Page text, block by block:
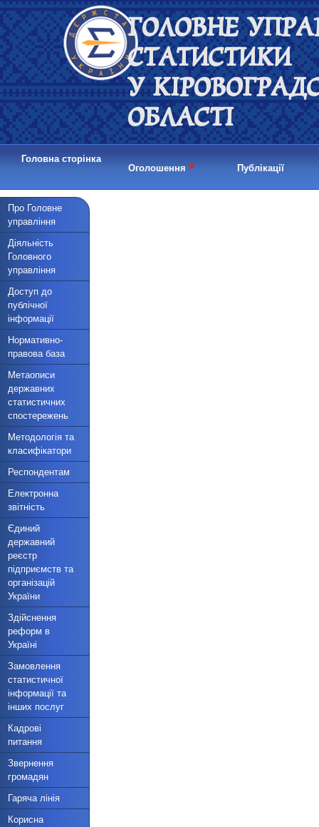
ГОЛОВНЕ
СТАТИСТИКИ
У
ОБЛАСТІ
Головна сторінка
Оголошення • Публікації
Про Головне
управління
Діяльність
Головного
управління
Доступ до
публічної
інформації
Нормативно-
правова база
Метаописи
державних
статистичних
спостережень
Методологія та
класифікатори
Респондентам
Електронна
звітність
Єдиний
державний
реєстр
підприємств та
організацій
України
Здійснення
реформ в
Україні
Замовлення
статистичної
інформації та
інших послуг
Кадрові
питання
Звернення
громадян
Гаряча лінія
Корисна